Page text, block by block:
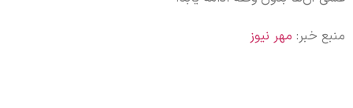
منبع خبر: مهر نیوز